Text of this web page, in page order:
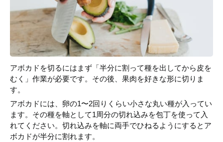
アボカドを切るにはまず「半分に割って種を出してから皮を
むく」作業が必要です。その後、果肉を好きな形に切りま
す。
アボカドには、卵の1〜2回りくらい小さな丸い種が入ってい
ます。その種を軸として1周分の切れ込みを包丁を使って入
れてください。切れ込みを軸に両手でひねるようにするとア
ボカドが半分に割れます。